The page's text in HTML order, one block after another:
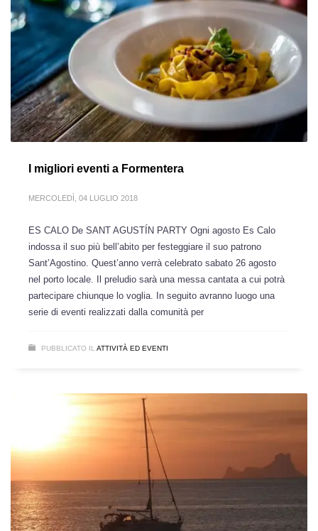
I migliori eventi a Formentera
MERCOLEDÌ, 04 LUGLIO 2018
ES CALO De SANT AGUSTÍN PARTY Ogni agosto Es Calo
indossa il suo più bell’abito per festeggiare il suo patrono
Sant’Agostino. Quest’anno verrà celebrato sabato 26 agosto
nel porto locale. Il preludio sarà una messa cantata a cui potrà
partecipare chiunque lo voglia. In seguito avranno luogo una
serie di eventi realizzati dalla comunità per
PUBBLICATO IL ATTIVITÀ ED EVENTI